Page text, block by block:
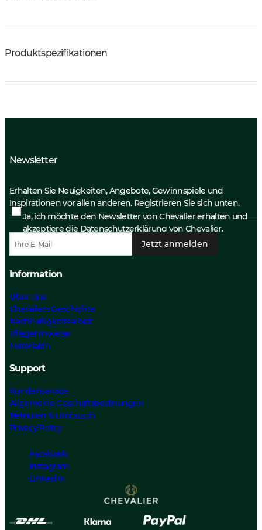
Produktspezifikationen
Newsletter
Erhalten Sie Neuigkeiten, Angebote, Gewinnspiele und
Inspirationen vor allen anderen. Registrieren Sie sich unten.
Ja, ich möchte den Newsletter von Chevalier erhalten und
akzeptiere die Datenschutzerklärung von Chevalier.
Jetzt anmelden
Information
Über Uns
Chevaliers Geschichte
Nachhaltigkeitsarbeit
Pflegehinweise
Materialen
Support
Kundenservice
Allgemeine Geschäftsbedinungen
Retouren & Umtausch
Privacy Policy
Facebook
Instagram
Linked In